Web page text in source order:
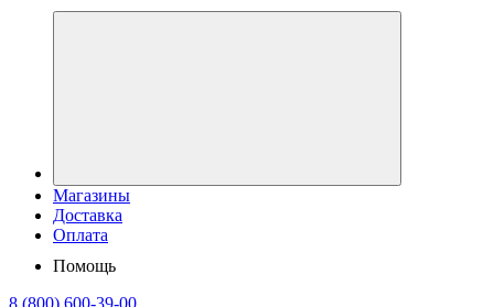
Магазины
Доставка
Оплата
Помощь
8 (800) 600-39-00